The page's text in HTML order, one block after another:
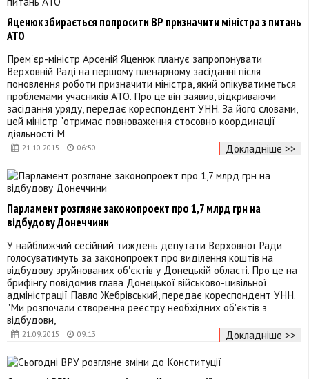
21.10.2015 06:50
Яценюк збирається попросити ВР призначити міністра з питань
АТО
Прем'єр-міністр Арсеній Яценюк планує запропонувати
Верховній Раді на першому пленарному засіданні після
поновлення роботи призначити міністра, який опікуватиметься
проблемами учасників АТО. Про це він заявив, відкриваючи
засідання уряду, передає кореспондент УНН. За його словами,
цей міністр "отримає повноваження стосовно координації
діяльності М
Докладніше >>
21.09.2015 09:13
Парламент розгляне законопроект про 1,7 млрд грн на
відбудову Донеччини
У найближчий сесійний тиждень депутати Верховної Ради
голосуватимуть за законопроект про виділення коштів на
відбудову зруйнованих об'єктів у Донецькій області. Про це на
брифінгу повідомив глава Донецької військово-цивільної
адміністрації Павло Жебрівський, передає кореспондент УНН.
"Ми розпочали створення реєстру необхідних об'єктів з
відбудови,
Докладніше >>